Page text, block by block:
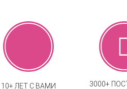
10+ ЛЕТ С ВАМИ
3000+